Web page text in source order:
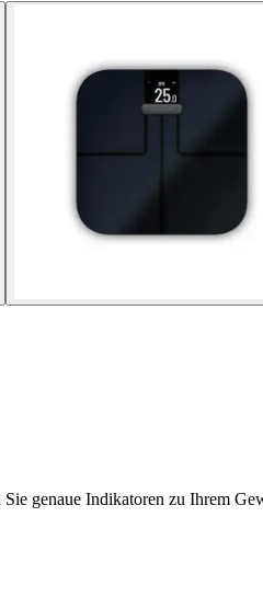
genaue Indikatoren zu Ihrem